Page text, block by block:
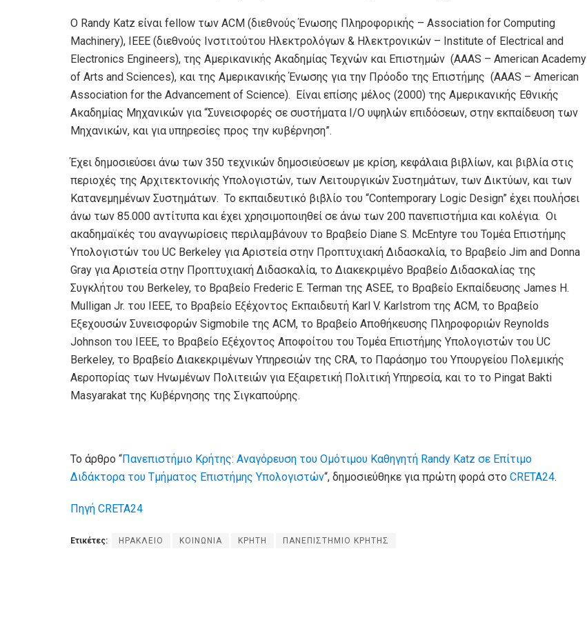
Ο Randy Katz είναι fellow των ACM (διεθνούς Ένωσης Πληροφορικής – Association for Computing
Machinery), IEEE (διεθνούς Ινστιτούτου Ηλεκτρολόγων & Ηλεκτρονικών – Institute of Electrical and
Electronics Engineers), της Αμερικανικής Ακαδημίας Τεχνών και Επιστημών (AAAS – American Academy
of Arts and Sciences), και της Αμερικανικής Ένωσης για την Πρόοδο της Επιστήμης (AAAS – American
Association for the Advancement of Science). Είναι επίσης μέλος (2000) της Αμερικανικής Εθνικής
Ακαδημίας Μηχανικών για “Συνεισφορές σε συστήματα I/O υψηλών επιδόσεων, στην εκπαίδευση των
Μηχανικών, και για υπηρεσίες προς την κυβέρνηση”.
Έχει δημοσιεύσει άνω των 350 τεχνικών δημοσιεύσεων με κρίση, κεφάλαια βιβλίων, και βιβλία στις
περιοχές της Αρχιτεκτονικής Υπολογιστών, των Λειτουργικών Συστημάτων, των Δικτύων, και των
Κατανεμημένων Συστημάτων. Το εκπαιδευτικό βιβλίο του “Contemporary Logic Design” έχει πουλήσει
άνω των 85.000 αντίτυπα και έχει χρησιμοποιηθεί σε άνω των 200 πανεπιστήμια και κολέγια. Οι
ακαδημαϊκές του αναγνωρίσεις περιλαμβάνουν το Βραβείο Diane S. McEntyre του Τομέα Επιστήμης
Υπολογιστών του UC Berkeley για Αριστεία στην Προπτυχιακή Διδασκαλία, το Βραβείο Jim and Donna
Gray για Αριστεία στην Προπτυχιακή Διδασκαλία, το Διακεκριμένο Βραβείο Διδασκαλίας της
Συγκλήτου του Berkeley, το Βραβείο Frederic E. Terman της ASEE, το Βραβείο Εκπαίδευσης James H.
Mulligan Jr. του IEEE, το Βραβείο Εξέχοντος Εκπαιδευτή Karl V. Karlstrom της ACM, το Βραβείο
Εξεχουσών Συνεισφορών Sigmobile της ACM, το Βραβείο Αποθήκευσης Πληροφοριών Reynolds
Johnson του IEEE, το Βραβείο Εξέχοντος Αποφοίτου του Τομέα Επιστήμης Υπολογιστών του UC
Berkeley, το Βραβείο Διακεκριμένων Υπηρεσιών της CRA, το Παράσημο του Υπουργείου Πολεμικής
Αεροπορίας των Ηνωμένων Πολιτειών για Εξαιρετική Πολιτική Υπηρεσία, και το το Pingat Bakti
Masyarakat της Κυβέρνησης της Σιγκαπούρης.
Το άρθρο “Πανεπιστήμιο Κρήτης: Αναγόρευση του Ομότιμου Καθηγητή Randy Katz σε Επίτιμο
Διδάκτορα του Τμήματος Επιστήμης Υπολογιστών“, δημοσιεύθηκε για πρώτη φορά στο CRETA24.
Πηγή CRETA24
Ετικέτες: ΗΡΑΚΛΕΙΟ ΚΟΙΝΩΝΙΑ ΚΡΗΤΗ ΠΑΝΕΠΙΣΤΗΜΙΟ ΚΡΗΤΗΣ